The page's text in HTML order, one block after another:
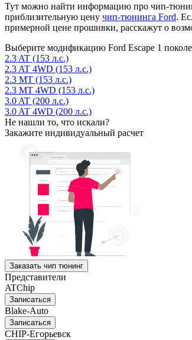
Тут можно найти информацию про чип-
приблизительную цену чип-тюнинга Ford.
примерной цене прошивки, расскажут о
Выберите модификацию Ford Escape 1
2.3 AT (153 л.с.)
2.3 AT 4WD (153 л.с.)
2.3 MT (153 л.с.)
2.3 MT 4WD (153 л.с.)
3.0 AT (200 л.с.)
3.0 AT 4WD (200 л.с.)
Не нашли то, что искали?
Закажите индивидуальный расчет
Заказать чип тюнинг
Представители
ATChip
Записаться
Blake-Auto
Записаться
CHIP-Егорьевск